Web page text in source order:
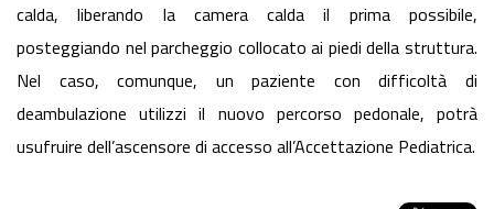
calda, liberando la camera calda il prima possibile,
posteggiando nel parcheggio collocato ai piedi della struttura.
Nel caso, comunque, un paziente con difficoltà di
deambulazione utilizzi il nuovo percorso pedonale, potrà
usufruire dell’ascensore di accesso all’Accettazione Pediatrica.